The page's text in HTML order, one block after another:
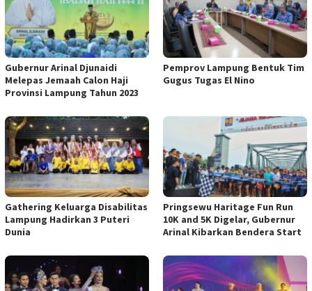
Gubernur Arinal Djunaidi
Melepas Jemaah Calon Haji
Provinsi Lampung Tahun 2023
Pemprov Lampung Bentuk Tim
Gugus Tugas El Nino
Gathering Keluarga Disabilitas
Lampung Hadirkan 3 Puteri
Dunia
Pringsewu Haritage Fun Run
10K and 5K Digelar, Gubernur
Arinal Kibarkan Bendera Start